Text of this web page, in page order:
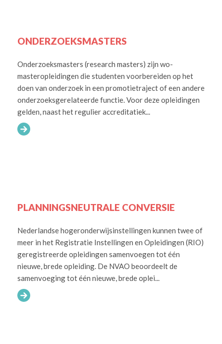
ONDERZOEKSMASTERS
Onderzoeksmasters (research masters) zijn wo-
masteropleidingen die studenten voorbereiden op het
doen van onderzoek in een promotietraject of een andere
onderzoeksgerelateerde functie. Voor deze opleidingen
gelden, naast het regulier accreditatiek...
PLANNINGSNEUTRALE CONVERSIE
Nederlandse hogeronderwijsinstellingen kunnen twee of
meer in het Registratie Instellingen en Opleidingen (RIO)
geregistreerde opleidingen samenvoegen tot één
nieuwe, brede opleiding. De NVAO beoordeelt de
samenvoeging tot één nieuwe, brede oplei...